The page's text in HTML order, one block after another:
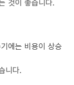
것이 좋습니다.
에는 비용이 상승
니다.